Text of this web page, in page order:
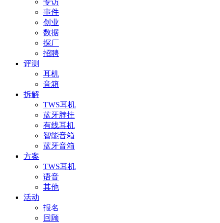
专访
事件
创业
数据
探厂
招聘
评测
耳机
音箱
拆解
TWS耳机
蓝牙脖挂
有线耳机
智能音箱
蓝牙音箱
方案
TWS耳机
语音
其他
活动
报名
回顾